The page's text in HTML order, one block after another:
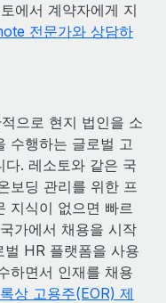
에서 계약자에게 지
전문가와 상담하
으로 현지 법인을 소
수행하는 글로벌 고
다. 레소토와 같은 국
보딩 관리를 위한 프
지식이 없으면 빠르
가에서 채용을 시작
HR 플랫폼을 사용
하면서 인재를 채용
상 고용주(EOR) 제